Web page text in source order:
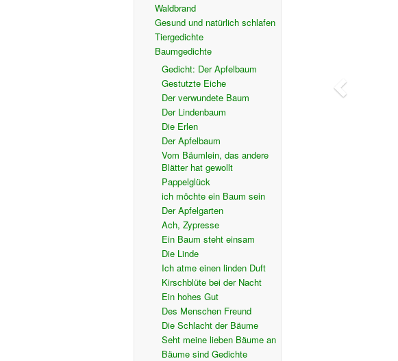
Waldbrand
Gesund und natürlich schlafen
Tiergedichte
Baumgedichte
Gedicht: Der Apfelbaum
Gestutzte Eiche
Der verwundete Baum
Der Lindenbaum
Die Erlen
Der Apfelbaum
Vom Bäumlein, das andere
Blätter hat gewollt
Pappelglück
ich möchte ein Baum sein
Der Apfelgarten
Ach, Zypresse
Ein Baum steht einsam
Die Linde
Ich atme einen linden Duft
Kirschblüte bei der Nacht
Ein hohes Gut
Des Menschen Freund
Die Schlacht der Bäume
Seht meine lieben Bäume an
Bäume sind Gedichte